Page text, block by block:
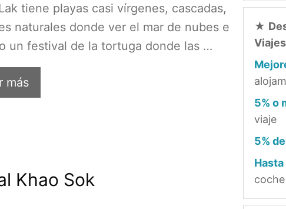
tiene playas casi vírgenes, cascadas,
naturales donde ver el mar de nubes e
un festival de la tortuga donde las …
más
Khao Sok
★
Viajes
5% o
viaje
5%
Hasta
coche